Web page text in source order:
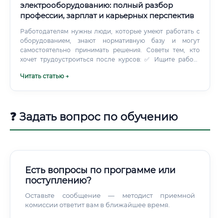
электрооборудованию: полный разбор
профессии, зарплат и карьерных перспектив
Работодателям нужны люди, которые умеют работать с
оборудованием, знают нормативную базу и могут
самостоятельно принимать решения. Советы тем, кто
хочет трудоустроиться после курсов: ✅ Ищите работу
собеседования ✅ Обновите резюме: добавьте новые
Zarplata.ru с конкретными ключевыми словами ✅
Обратитесь напрямую в службы персонала крупных
Читать статью →
❓ Задать вопрос по обучению
Есть вопросы по программе или
поступлению?
Оставьте сообщение — методист приемной
комиссии ответит вам в ближайшее время.